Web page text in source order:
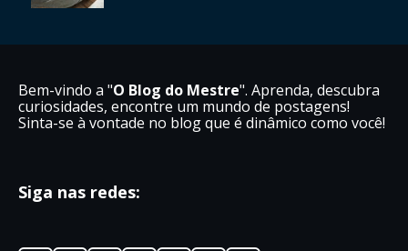
Bem-vindo a "O Blog do Mestre". Aprenda, descubra
curiosidades, encontre um mundo de postagens!
Sinta-se à vontade no blog que é dinâmico como você!
Siga nas redes: